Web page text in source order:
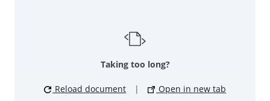
Taking too long?
Reload document | Open in new tab